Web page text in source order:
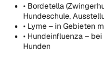
• Bordetella
Hundeschule,
• Lyme – in Gebieten
• Hundeinfluenza –
Hunden